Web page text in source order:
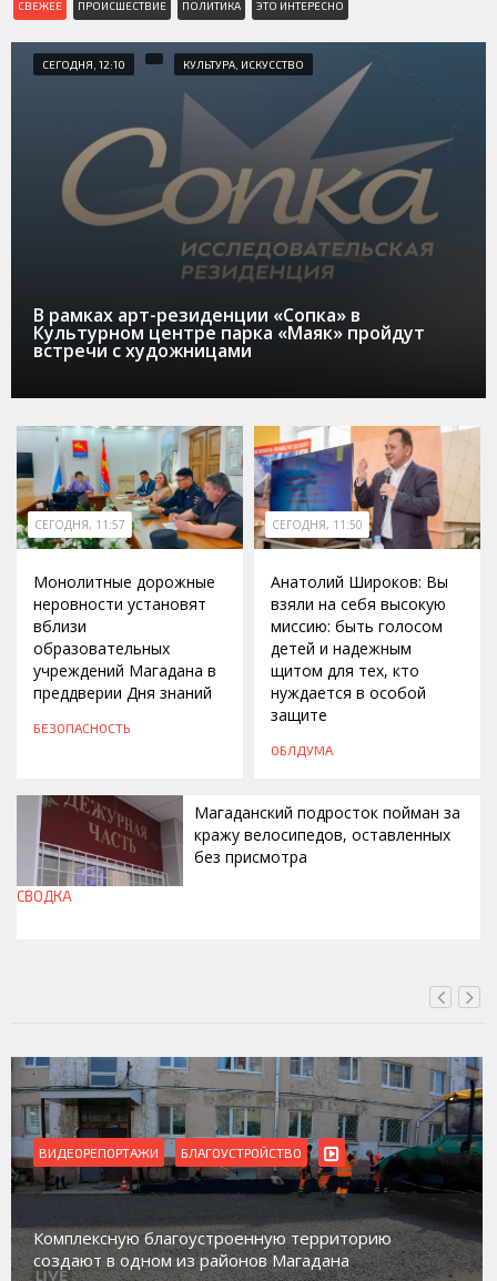
СВЕЖЕЕ ПРОИСШЕСТВИЕ ПОЛИТИКА ЭТО ИНТЕРЕСНО
СЕГОДНЯ, 12:10 КУЛЬТУРА, ИСКУССТВО
В рамках арт-резиденции «Сопка» в
Культурном центре парка «Маяк» пройдут
встречи с художницами
СЕГОДНЯ, 11:57
Монолитные дорожные
неровности установят
вблизи
образовательных
учреждений Магадана в
преддверии Дня знаний
БЕЗОПАСНОСТЬ
СЕГОДНЯ, 11:50
Анатолий Широков: Вы
взяли на себя высокую
миссию: быть голосом
детей и надежным
щитом для тех, кто
нуждается в особой
защите
ОБЛДУМА
Магаданский подросток пойман за
кражу велосипедов, оставленных
без присмотра
СВОДКА
БЛАГОУСТРОЙСТВО
благоустроенную территорию
в одном из районов Магадана